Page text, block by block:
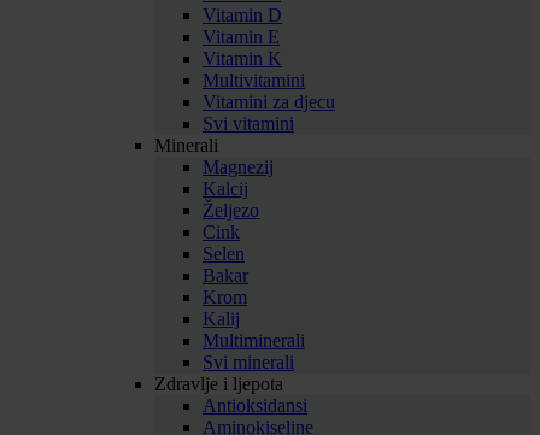
Vitamin D
Vitamin E
Vitamin K
Multivitamini
Vitamini za djecu
Svi vitamini
Minerali
Magnezij
Kalcij
Željezo
Cink
Selen
Bakar
Krom
Kalij
Multiminerali
Svi minerali
Zdravlje i ljepota
Antioksidansi
Aminokiseline